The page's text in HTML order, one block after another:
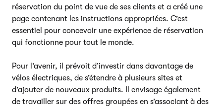
réservation du point de vue de ses clients et a créé une
page contenant les instructions appropriées. C’est
essentiel pour concevoir une expérience de réservation
qui fonctionne pour tout le monde.
Pour l’avenir, il prévoit d’investir dans davantage de
vélos électriques, de s’étendre à plusieurs sites et
d’ajouter de nouveaux produits. Il envisage également
de travailler sur des offres groupées en s’associant à des